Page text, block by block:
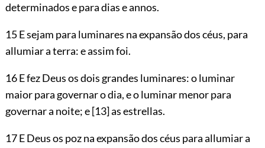
determinados e para dias e annos.
15 E sejam para luminares na expansão dos céus, para
allumiar a terra: e assim foi.
16 E fez Deus os dois grandes luminares: o luminar
maior para governar o dia, e o luminar menor para
governar a noite; e[13]as estrellas.
17 E Deus os poz na expansão dos céus para allumiar a